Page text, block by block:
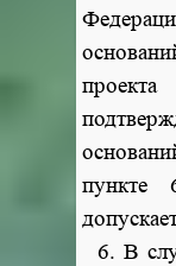
пункте
6. В